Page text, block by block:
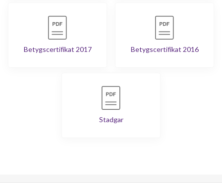
Betygscertifikat 2017 Betygscertifikat 2016
Stadgar